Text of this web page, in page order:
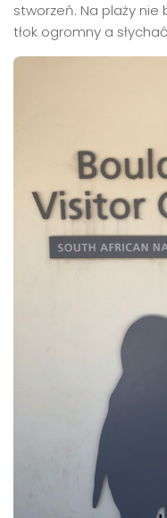
stworzeń. Na plaży nie
tłok ogromny a